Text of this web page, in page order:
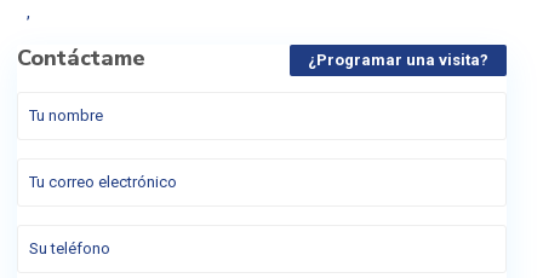
,
Contáctame ¿Programar una visita?